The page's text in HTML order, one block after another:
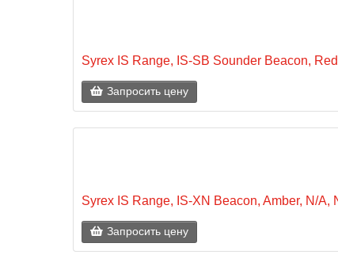
Syrex IS Range, IS-SB Sounder Beacon,
Запросить цену
Syrex IS Range, IS-XN Beacon, Amber, N/A,
Запросить цену